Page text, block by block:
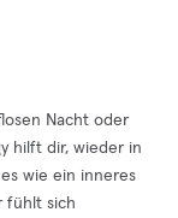
Nacht oder
hilft dir, wieder in
wie ein inneres
fühlt sich